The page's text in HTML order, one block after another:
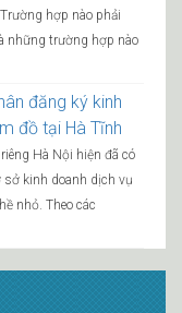
hợp nào phải
những trường hợp nào
đăng ký kinh
đồ tại Hà Tĩnh
Hà Nội hiện đã có
sở kinh doanh dịch vụ
nhỏ. Theo các